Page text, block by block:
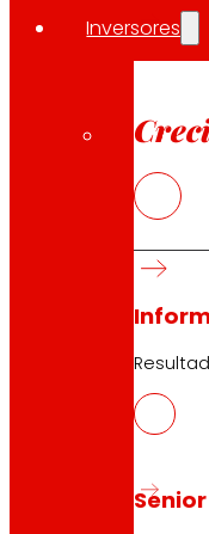
Inversores
Pie de foto:EROSKI
Compartir en: